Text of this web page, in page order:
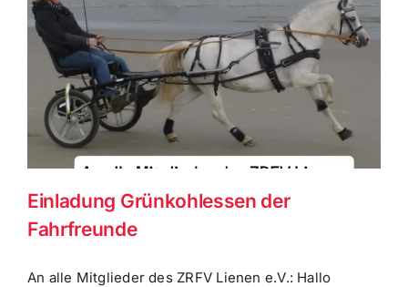
Einladung Grünkohlessen der
Fahrfreunde
An alle Mitglieder des ZRFV Lienen e.V.: Hallo